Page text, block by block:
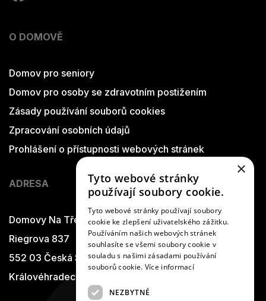
O DOMOVĚ
Domov pro seniory
Domov pro osoby se zdravotním postižením
Zásady používání souborů cookies
Zpracování osobních údajů
Prohlášení o přístupnosti webových stránek
ADRESA
Domovy Na Třešňovce
Riegrova 837
552 03 Česká Skalice
Královéhradecký kraj
×
Tyto webové stránky
používají soubory cookie.
Tyto webové stránky používají soubory
cookie ke zlepšení uživatelského zážitku.
Používáním našich webových stránek
souhlasíte se všemi soubory cookie v
souladu s našimi zásadami používání
souborů cookie. Více informací
NEZBYTNÉ